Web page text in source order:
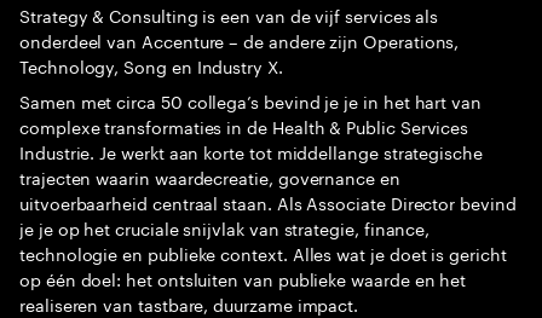
Strategy & Consulting is een van de vijf services als
onderdeel van Accenture – de andere zijn Operations,
Technology, Song en Industry X.
Samen met circa 50 collega’s bevind je je in het hart van
complexe transformaties in de Health & Public Services
Industrie. Je werkt aan korte tot middellange strategische
trajecten waarin waardecreatie, governance en
uitvoerbaarheid centraal staan. Als Associate Director bevind
je je op het cruciale snijvlak van strategie, finance,
technologie en publieke context. Alles wat je doet is gericht
op één doel: het ontsluiten van publieke waarde en het
realiseren van tastbare, duurzame impact.